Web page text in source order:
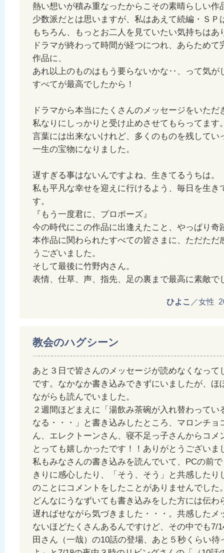
熱い想いが積み重なったからこその素晴らしい作
少数派だとは思いますが、私はあえて続編・ＳＰ
もちろん、もっとお二人を見ていたい気持ちは
ドラマが終わって時間が経つにつれ、あらためて
作品に、
あれ以上のものはもう要らないかな‥、って気が
すべてが最高でしたから！
ドラマから本当にたくさんのメッセージをいただ
私なりにしっかりと受け止めさせてもらってます
言葉には出来ないけれど、多くのものを残してい
一生の宝物になりました。
遅すぎる事はないんですよね、生きてるうちは。
私も平凡な幸せを迎えに行けるよう、毎日を生き
す。
『もう一度君に、プロポーズ』
今の時代にこの作品に出逢えたこと、やっぱり奇
本作品に関わられたすべての皆さまに、ただただ
うございました。
そして最後に竹野内さん。
表情、仕草、声、指先、足の裏まで最高に素敵で
ひよこ ／女性
教会のハグシーン
あと３日で皆さんのメッセージが読めなくなって
です。なかなか書き込みできずにいましたが、ほ
ながらも読んでいました。
２週間ほどまえに「湯飲み茶碗が入れ替わってい
なる・・・」と書き込みしたところ、マロンチョ
ん、エレクトーンさん、寝不足っ子さんからコメ
とっても嬉しかったです！！ありがとうございま
私もみなさんの書き込みを読んでいて、PCの前
きりに感心したり、「そう、そう」と共感したり
のことにコメントをしたことがありませんでした
どんなにうなずいても書き込みをした方には伝わ
遅ればせながら気づきました・・・。共感したメ
ないほどたくさんあるんですけど、その中でも7/
田さん（一哉）の10話の登場、あと５秒くらい待